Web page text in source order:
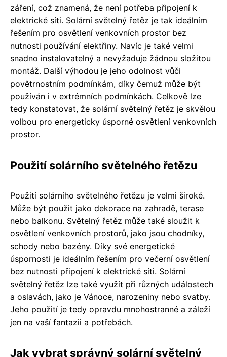
záření, což znamená, že není potřeba připojení k
elektrické síti. Solární světelný řetěz je tak ideálním
řešením pro osvětlení venkovních prostor bez
nutnosti používání elektřiny. Navíc je také velmi
snadno instalovatelný a nevyžaduje žádnou složitou
montáž. Další výhodou je jeho odolnost vůči
povětrnostním podmínkám, díky čemuž může být
používán i v extrémních podmínkách. Celkově lze
tedy konstatovat, že solární světelný řetěz je skvělou
volbou pro energeticky úsporné osvětlení venkovních
prostor.
Použití solárního světelného řetězu
Použití solárního světelného řetězu je velmi široké.
Může být použit jako dekorace na zahradě, terase
nebo balkonu. Světelný řetěz může také sloužit k
osvětlení venkovních prostorů, jako jsou chodníky,
schody nebo bazény. Díky své energetické
úspornosti je ideálním řešením pro večerní osvětlení
bez nutnosti připojení k elektrické síti. Solární
světelný řetěz lze také využít při různých událostech
a oslavách, jako je Vánoce, narozeniny nebo svatby.
Jeho použití je tedy opravdu mnohostranné a záleží
jen na vaší fantazii a potřebách.
Jak vybrat správný solární světelný